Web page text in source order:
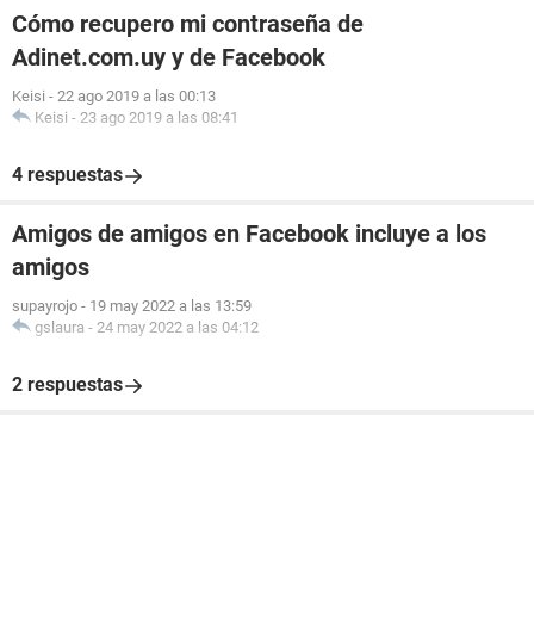
Cómo recupero mi contraseña de
Adinet.com.uy y de Facebook
Keisi - 22 ago 2019 a las 00:13
Keisi - 23 ago 2019 a las 08:41
4 respuestas
Amigos de amigos en Facebook incluye a los
amigos
supayrojo - 19 may 2022 a las 13:59
gslaura - 24 may 2022 a las 04:12
2 respuestas